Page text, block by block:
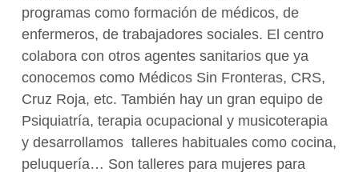
programas como formación de médicos, de
enfermeros, de trabajadores sociales. El centro
colabora con otros agentes sanitarios que ya
conocemos como Médicos Sin Fronteras, CRS,
Cruz Roja, etc. También hay un gran equipo de
Psiquiatría, terapia ocupacional y musicoterapia
y desarrollamos talleres habituales como cocina,
peluquería… Son talleres para mujeres para